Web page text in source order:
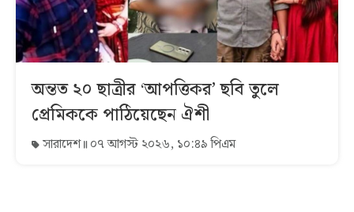
অন্তত ২০ ছাত্রীর ‘আপত্তিকর’ ছবি তুলে
প্রেমিককে পাঠিয়েছেন ঐশী
সারাদেশ ০৭ আগস্ট ২০২৬, ১০:৪৯ পিএম